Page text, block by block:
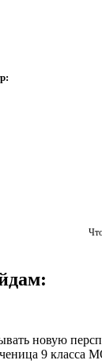
новую
9 класса